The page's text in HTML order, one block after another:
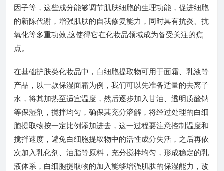
因子等，这些成分能够调节肌肤细胞的生理功能，促进细胞
的新陈代谢，增强肌肤的自我修复能力，同时具有抗炎、抗
氧化等多重功效,这使得它在化妆品领域成为备受关注的焦
点。
在基础护肤类化妆品中，白细胞提取物可用于面霜、乳液等
产品，以一款保湿面霜为例，我们可以先准备适量的去离子
水，将其加热至适宜温度，然后逐步加入甘油、透明质酸钠
等保湿剂，搅拌均匀，确保其充分溶解，将经过处理的白细
胞提取物按一定比例添加进去，这一过程要注意控制温度和
搅拌速度，避免白细胞提取物中的活性成分失活，之后再依
次加入乳化剂、油脂等原料，充分搅拌均匀，形成稳定的乳
液体系，白细胞提取物的加入能够增强肌肤的保湿能力，改